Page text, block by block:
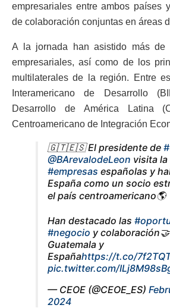
empresariales entre ambos países
de colaboración conjuntas en áreas
A la jornada han asistido más de
empresariales, así como de los
multilaterales de la región. Entre
Interamericano de Desarrollo
Desarrollo de América Latina
Centroamericano de Integración
🇬🇹🇪🇸 El presidente de
@BArevalodeLeon visita la
#empresas españolas y
España como un socio
el país centroamericano🌎
Han destacado las
#negocio y
Guatemala y
Españahttps://t.co/
pic.twitter.com/
— CEOE (@CEOE_ES)
2024